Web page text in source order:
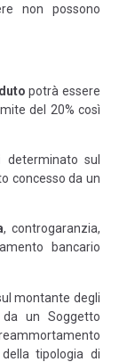
non possono
potrà essere
del 20% così
determinato sul
concesso da un
, controgaranzia,
bancario
montante degli
un Soggetto
tipologia di